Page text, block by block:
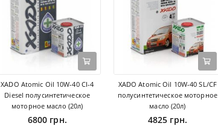
XADO Atomic Oil 10W-40 CI-4
Diesel полусинтетическое
моторное масло (20л)
6800 грн.
XADO Atomic Oil 10W-40 SL/CF
полусинтетическое моторное
масло (20л)
4825 грн.